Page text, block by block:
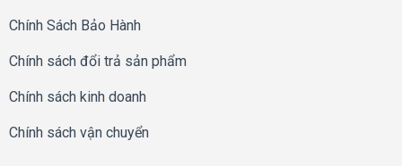
Chính Sách Bảo Hành
Chính sách đổi trả sản phẩm
Chính sách kinh doanh
Chính sách vận chuyển